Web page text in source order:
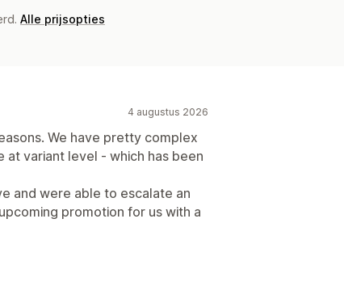
Alle prijsopties
4 augustus 2026
We have pretty complex
variant level - which has been
and were able to escalate an
promotion for us with a